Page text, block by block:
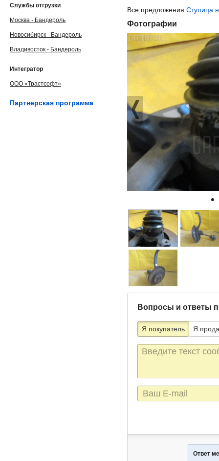
Все предложения Ступица
Фотографии
Вопросы и ответы
Я покупатель Я
Текст
сообщения
E-
mail
Ответ
Службы отгрузки
Москва - Бандероль
Новосибирск - Бандероль
Владивосток - Бандероль
Интегратор
ООО «Трастсофт»
Партнерская программа